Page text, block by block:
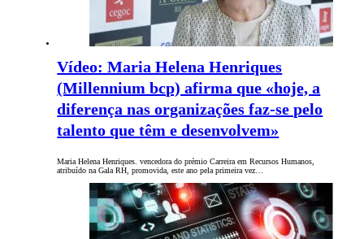
Vídeo: Maria Helena Henriques
(Millennium bcp) afirma que «hoje, a
diferença nas organizações faz-se pelo
talento que têm e desenvolvem»
Maria Helena Henriques. vencedora do prémio Carreira em Recursos Humanos,
atribuído na Gala RH, promovida, este ano pela primeira vez…